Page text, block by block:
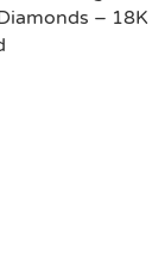
– 18K